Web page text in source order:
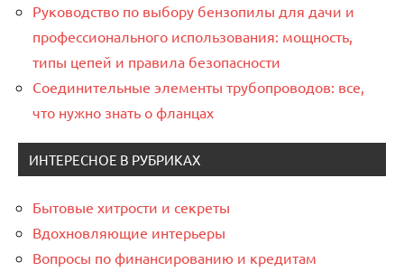
Руководство по выбору бензопилы для дачи и
профессионального использования: мощность,
типы цепей и правила безопасности
Соединительные элементы трубопроводов: все,
что нужно знать о фланцах
ИНТЕРЕСНОЕ В РУБРИКАХ
Бытовые хитрости и секреты
Вдохновляющие интерьеры
Вопросы по финансированию и кредитам